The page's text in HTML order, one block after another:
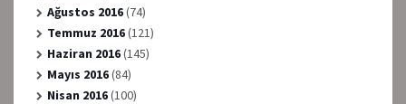
Ağustos 2016(74)
Temmuz 2016(121)
Haziran 2016(145)
Mayıs 2016(84)
Nisan 2016(100)